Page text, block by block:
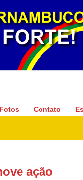
Fotos Contato
ação